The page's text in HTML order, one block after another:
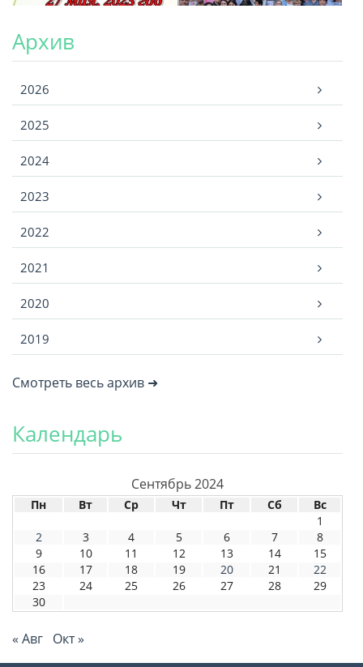
Архив
2026
2025
2024
2023
2022
2021
2020
2019
Смотреть весь архив ➜
Календарь
Сентябрь 2024
Пн Вт Ср Чт Пт Сб
Вс
1
2
3 4 5 6 7
8
9
10 11 12 13 14
15
16
17 18 19 20 21
22
23
24 25 26 27 28
29
30
« Авг Окт »